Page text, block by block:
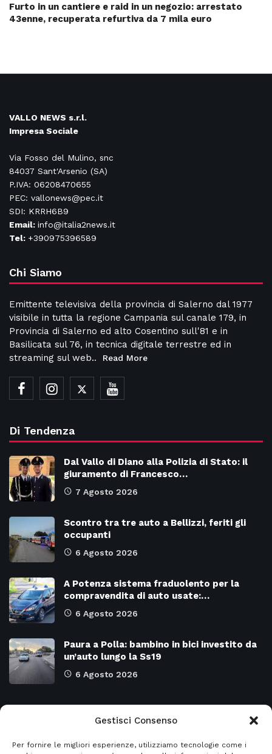
Gestisci Consenso
Per fornire le migliori esperienze, utilizziamo tecnologie come i
Furto in un cantiere e raid in un negozio: arrestato
43enne, recuperata refurtiva da 7 mila euro
VALLO NEWS s.r.l.
Impresa Sociale
Via Fosso del Mulino, snc
84037 Sant'Arsenio (SA)
P.IVA: 06208470655
PEC: vallonews@pec.it
SDI: KRRH6B9
Email: info@italia2news.it
Tel: +390975396589
Chi Siamo
Emittente televisiva della provincia di Salerno dal 1977
visibile in tutta la regione Campania sul canale 179, in
Provincia di Salerno ed alto Cosentino sull'81 e in
Basilicata sul 76, in tecnica digitale terrestre ed in
streaming sul web..
Read More
Di Tendenza
Dal Vallo di Diano alla Polizia di Stato: il
giuramento di Francesco…
7 Agosto 2026
Scontro tra tre auto a Bellizzi, feriti gli
occupanti
6 Agosto 2026
A Potenza sistema fraduolento per la
compravendita di auto usate:…
6 Agosto 2026
Paura a Polla: bambino in bici investito da
un’auto lungo la Ss19
6 Agosto 2026
Attualità 8971 SALERNO e Provincia 4128